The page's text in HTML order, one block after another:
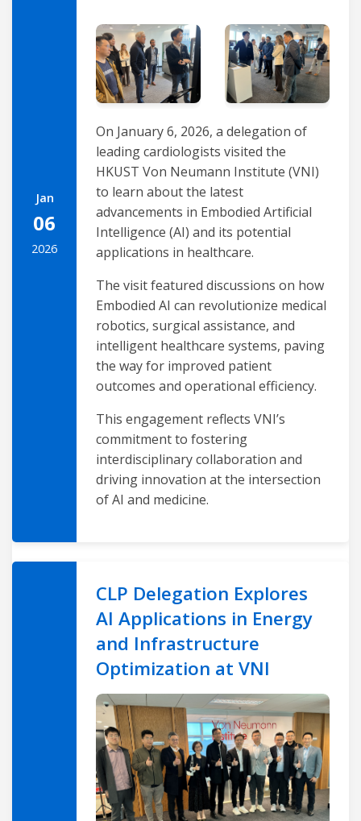
Jan
06
2026
On January 6, 2026, a delegation of
leading cardiologists visited the
HKUST Von Neumann Institute (VNI)
to learn about the latest
advancements in Embodied Artificial
Intelligence (AI) and its potential
applications in healthcare.
The visit featured discussions on how
Embodied AI can revolutionize medical
robotics, surgical assistance, and
intelligent healthcare systems, paving
the way for improved patient
outcomes and operational efficiency.
This engagement reflects VNI’s
commitment to fostering
interdisciplinary collaboration and
driving innovation at the intersection
of AI and medicine.
CLP Delegation Explores
AI Applications in Energy
and Infrastructure
Optimization at VNI